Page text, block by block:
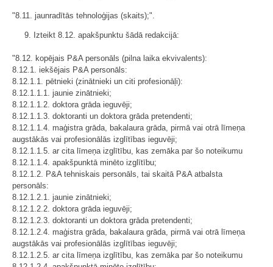
"8.11. jaunradītās tehnoloģijas (skaits);".
9. Izteikt 8.12. apakšpunktu šādā redakcijā:
"8.12. kopējais P&A personāls (pilna laika ekvivalents):
8.12.1. iekšējais P&A personāls:
8.12.1.1. pētnieki (zinātnieki un citi profesionāļi):
8.12.1.1.1. jaunie zinātnieki;
8.12.1.1.2. doktora grāda ieguvēji;
8.12.1.1.3. doktoranti un doktora grāda pretendenti;
8.12.1.1.4. maģistra grāda, bakalaura grāda, pirmā vai otrā līmeņa
augstākās vai profesionālās izglītības ieguvēji;
8.12.1.1.5. ar cita līmeņa izglītību, kas zemāka par šo noteikumu
8.12.1.1.4. apakšpunktā minēto izglītību;
8.12.1.2. P&A tehniskais personāls, tai skaitā P&A atbalsta
personāls:
8.12.1.2.1. jaunie zinātnieki;
8.12.1.2.2. doktora grāda ieguvēji;
8.12.1.2.3. doktoranti un doktora grāda pretendenti;
8.12.1.2.4. maģistra grāda, bakalaura grāda, pirmā vai otrā līmeņa
augstākās vai profesionālās izglītības ieguvēji;
8.12.1.2.5. ar cita līmeņa izglītību, kas zemāka par šo noteikumu